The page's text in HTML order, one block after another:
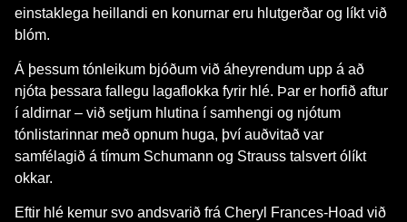
einstaklega heillandi en konurnar eru hlutgerðar og líkt við
blóm.
Á þessum tónleikum bjóðum við áheyrendum upp á að
njóta þessara fallegu lagaflokka fyrir hlé. Þar er horfið aftur
í aldirnar – við setjum hlutina í samhengi og njótum
tónlistarinnar með opnum huga, því auðvitað var
samfélagið á tímum Schumann og Strauss talsvert ólíkt
okkar.
Eftir hlé kemur svo andsvarið frá Cheryl Frances-Hoad við